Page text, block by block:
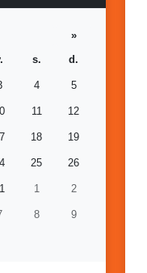
»
s. d.
4 5
11 12
18 19
25 26
1 2
8 9